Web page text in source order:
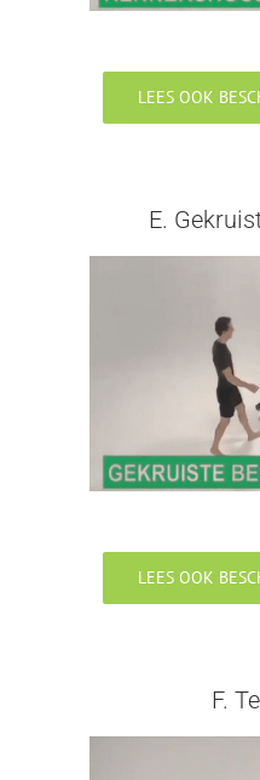
LEES OOK
E.
LEES OOK
F.